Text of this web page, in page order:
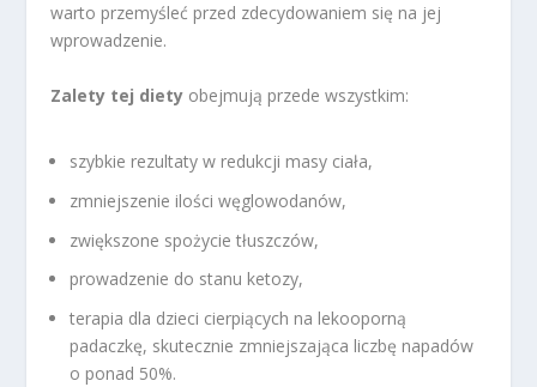
warto przemyśleć przed zdecydowaniem się na jej
wprowadzenie.
Zalety tej diety obejmują przede wszystkim:
szybkie rezultaty w redukcji masy ciała,
zmniejszenie ilości węglowodanów,
zwiększone spożycie tłuszczów,
prowadzenie do stanu ketozy,
terapia dla dzieci cierpiących na lekooporną
padaczkę, skutecznie zmniejszająca liczbę napadów
o ponad 50%.